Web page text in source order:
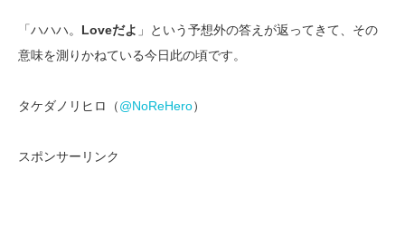
「ハハハ。 Loveだよ 」という予想外の答えが返ってきて、その
意味を測りかねている今日此の頃です。
タケダノリヒロ（@NoReHero）
スポンサーリンク